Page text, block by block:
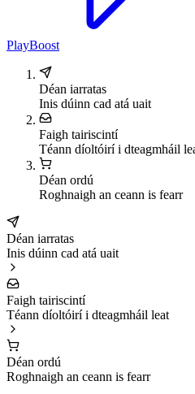
PlayBoost
Déan iarratas
Inis dúinn cad atá uait
Faigh tairiscintí
Téann díoltóirí i dteagmháil
Déan ordú
Roghnaigh an ceann is fearr
Déan iarratas
Inis dúinn cad atá uait
Faigh tairiscintí
Téann díoltóirí i dteagmháil leat
Déan ordú
Roghnaigh an ceann is fearr